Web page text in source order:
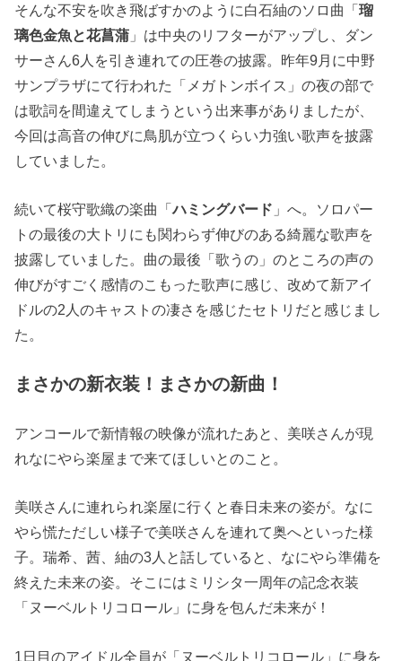
そんな不安を吹き飛ばすかのように白石紬のソロ曲「瑠
璃色金魚と花菖蒲 」は中央のリフターがアップし、ダン
サーさん6人を引き連れての圧巻の披露。昨年9月に中野
サンプラザにて行われた「メガトンボイス」の夜の部で
は歌詞を間違えてしまうという出来事がありましたが、
今回は高音の伸びに鳥肌が立つくらい力強い歌声を披露
していました。
続いて桜守歌織の楽曲「ハミングバード 」へ。ソロパー
トの最後の大トリにも関わらず伸びのある綺麗な歌声を
披露していました。曲の最後「歌うの」のところの声の
伸びがすごく感情のこもった歌声に感じ、改めて新アイ
ドルの2人のキャストの凄さを感じたセトリだと感じまし
た。
まさかの新衣装！まさかの新曲！
アンコールで新情報の映像が流れたあと、美咲さんが現
れなにやら楽屋まで来てほしいとのこと。
美咲さんに連れられ楽屋に行くと春日未来の姿が。なに
やら慌ただしい様子で美咲さんを連れて奥へといった様
子。瑞希、茜、紬の3人と話していると、なにやら準備を
終えた未来の姿。そこにはミリシタ一周年の記念衣装
「ヌーベルトリコロール」に身を包んだ未来が！
1日目のアイドル全員が「ヌーベルトリコロール」に身を